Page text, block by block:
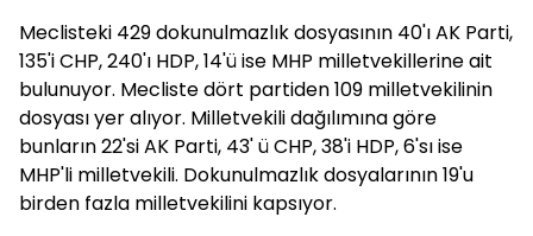
Meclisteki 429 dokunulmazlık dosyasının 40'ı AK Parti,
135'i CHP, 240'ı HDP, 14'ü ise MHP milletvekillerine ait
bulunuyor. Mecliste dört partiden 109 milletvekilinin
dosyası yer alıyor. Milletvekili dağılımına göre
bunların 22'si AK Parti, 43' ü CHP, 38'i HDP, 6'sı ise
MHP'li milletvekili. Dokunulmazlık dosyalarının 19'u
birden fazla milletvekilini kapsıyor.